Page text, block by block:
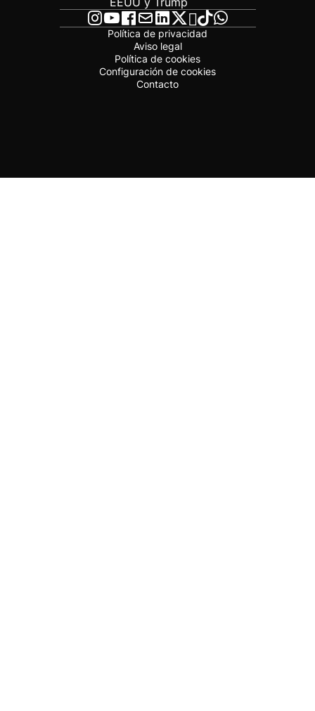
Política de privacidad
Aviso legal
Política de cookies
Configuración de cookies
Contacto